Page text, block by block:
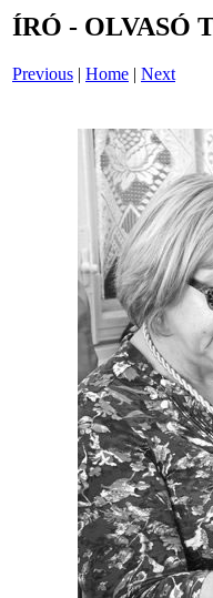
ÍRÓ - OLVASÓ
Previous | Home | Next